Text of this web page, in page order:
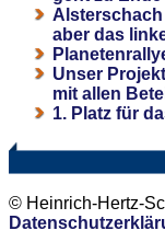
aber das
Unser
mit allen
1. Platz für
© Heinrich-Hertz-